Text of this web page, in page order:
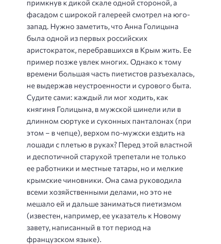
примкнув к дикой скале одной стороной, а
фасадом с широкой галереей смотрел на юго-
запад. Нужно заметить, что Анна Голицына
была одной из первых российских
аристократок, перебравшихся в Крым жить. Ее
пример позже увлек многих. Однако к тому
времени большая часть пиетистов разъехалась,
не выдержав неустроенности и сурового быта.
Судите сами: каждый ли мог ходить, как
княгиня Голицына, в мужской шинели или в
длинном сюртуке и суконных панталонах (при
этом – в чепце), верхом по-мужски ездить на
лошади с плетью в руках? Перед этой властной
и деспотичной старухой трепетали не только
ее работники и местные татары, но и мелкие
крымские чиновники. Она сама руководила
всеми хозяйственными делами, но это не
мешало ей и дальше заниматься пиетизмом
(известен, например, ее указатель к Новому
завету, написанный в тот период на
французском языке).